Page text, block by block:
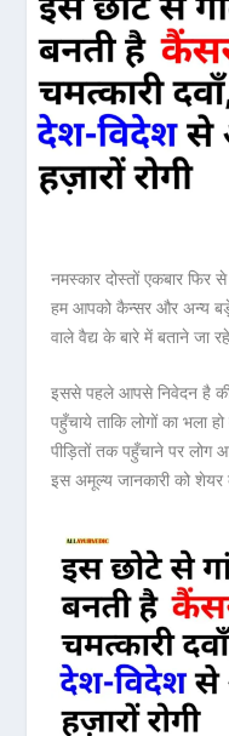
नमस्कार दोस्तों एकबारफिर से
हम आपको कैन्सर और अन्य
वाले वैद्य के बारे में बताने जा
इससे पहले आपसे निवेदन है
पहुँचाये ताकि लोगों का भला
पीड़ितों तक पहुँचाने पर लोग
इस अमूल्य जानकारी को शेयर